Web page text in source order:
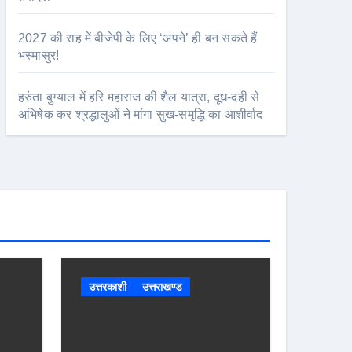
2027 की राह में बीजेपी के लिए ‘अपने’ ही बन सकते हैं
भस्मासुर!
हरुंता बुग्याल में हरि महाराज की शैल यात्रा, दूध-दही से
अभिषेक कर श्रद्धालुओं ने मांगा सुख-समृद्धि का आशीर्वाद
उत्तरकाशी उत्तराखण्ड